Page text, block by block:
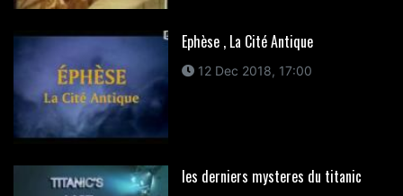
Ephèse , La Cité Antique
12 Dec 2018, 17:00
les derniers mysteres du titanic